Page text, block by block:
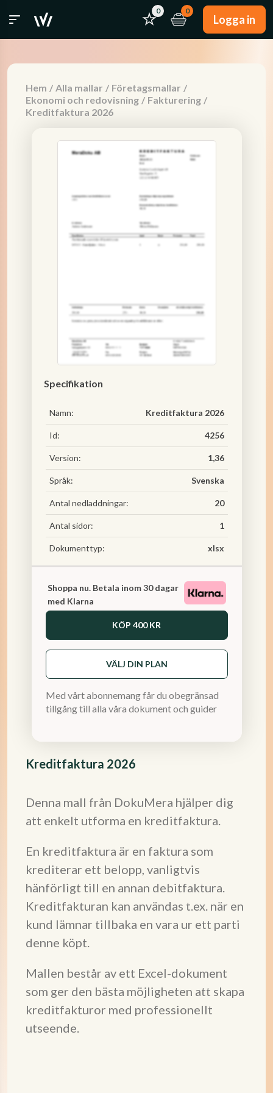
0 0
Logga in
Hem / Alla mallar / Företagsmallar /
Ekonomi och redovisning / Fakturering /
Kreditfaktura 2026
Kreditfaktura 2026
Denna mall från DokuMera hjälper dig
att enkelt utforma en kreditfaktura.
En kreditfaktura är en faktura som
krediterar ett belopp, vanligtvis
hänförligt till en annan debitfaktura.
Kreditfakturan kan användas t.ex. när en
kund lämnar tillbaka en vara ur ett parti
denne köpt.
Mallen består av ett Excel-dokument
som ger den bästa möjligheten att skapa
kreditfakturor med professionellt
utseende.
Specifikation
Namn: Kreditfaktura 2026
Id: 4256
Version: 1,36
Språk: Svenska
Antal nedladdningar: 20
Antal sidor: 1
Dokumenttyp: xlsx
Shoppa nu. Betala inom 30 dagar
med Klarna
KÖP 400 KR
VÄLJ DIN PLAN
Med vårt abonnemang får du obegränsad
tillgång till alla våra dokument och guider